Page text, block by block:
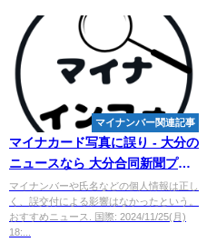
マイナンバー関連記事
マイナカード写真に誤り - 大分の
ニュースなら 大分合同新聞プレ
ミアムオンライン Gate
マイナンバーや氏名などの個人情報は正し
く、誤交付による影響はなかったという。
おすすめニュース. 国際: 2024/11/25(月)
18:...